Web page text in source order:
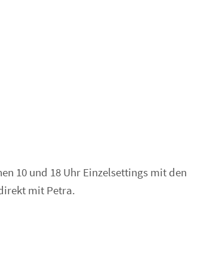
10 und 18 Uhr Einzelsettings mit den
mit Petra.